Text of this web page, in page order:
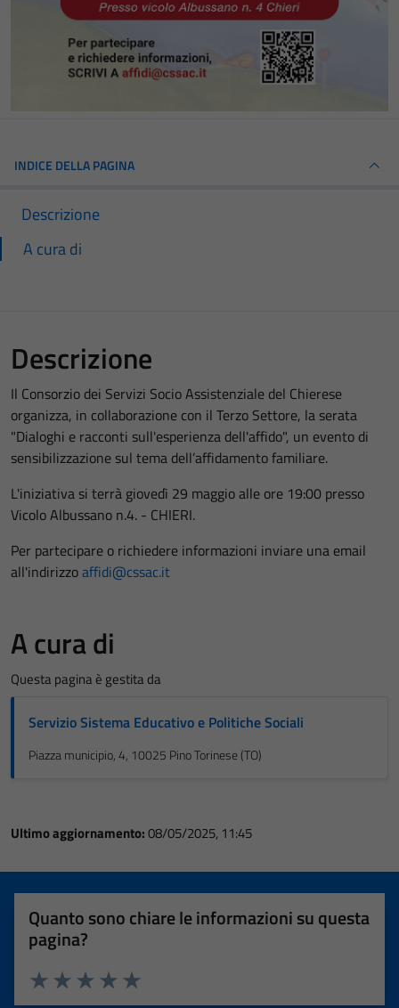
INDICE DELLA PAGINA
Descrizione
A cura di
Descrizione
Il Consorzio dei Servizi Socio Assistenziale del Chierese
organizza, in collaborazione con il Terzo Settore, la serata
"Dialoghi e racconti sull'esperienza dell'affido", un evento di
sensibilizzazione sul tema dell’affidamento familiare.
L'iniziativa si terrà giovedì 29 maggio alle ore 19:00 presso
Vicolo Albussano n.4. - CHIERI.
Per partecipare o richiedere informazioni inviare una email
all'indirizzoaffidi@cssac.it
A cura di
Questa pagina è gestita da
Servizio Sistema Educativo e Politiche Sociali
Piazza municipio, 4, 10025 Pino Torinese (TO)
Ultimo aggiornamento:08/05/2025, 11:45
Quanto sono chiare le informazioni su questa
pagina?
Valuta 5 stelle su 5
Valuta 4 stelle su 5
Valuta 3 stelle su 5
Valuta 2 stelle su 5
Valuta 1 stelle su 5